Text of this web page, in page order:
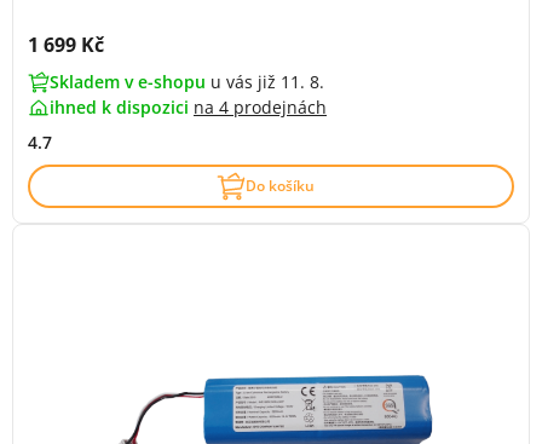
Cena s DPH:
1 699 Kč
Skladem v e-shopu u vás již 11. 8.
ihned k dispozici na 4 prodejnách
4.7
Do košíku